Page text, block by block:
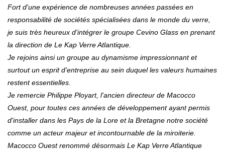
Fort d'une expérience de nombreuses années passées en
responsabilité de sociétés spécialisées dans le monde du verre,
je suis très heureux d'intégrer le groupe Cevino Glass en prenant
la direction de Le Kap Verre Atlantique.
Je rejoins ainsi un groupe au dynamisme impressionnant et
surtout un esprit d'entreprise au sein duquel les valeurs humaines
restent essentielles.
Je remercie Philippe Ployart, l'ancien directeur de Macocco
Ouest, pour toutes ces années de développement ayant permis
d'installer dans les Pays de la Lore et la Bretagne notre société
comme un acteur majeur et incontournable de la miroiterie.
Macocco Ouest renommé désormais Le Kap Verre Atlantique